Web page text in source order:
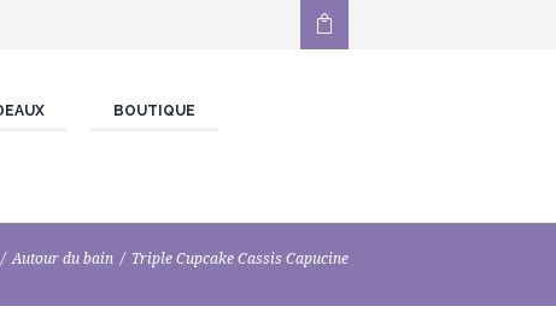
BOUTIQUE
Autour du bain Triple Cupcake Cassis Capucine